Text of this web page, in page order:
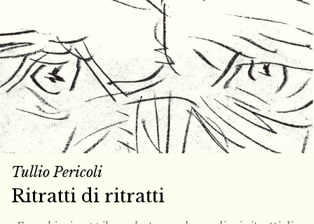
Tullio Pericoli
Ritratti di ritratti